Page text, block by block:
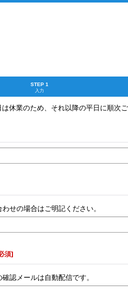
STEP 1
入力
休業のため、それ以降の平日に順次ご
せの場合はご明記ください。
須]
認メールは自動配信です。